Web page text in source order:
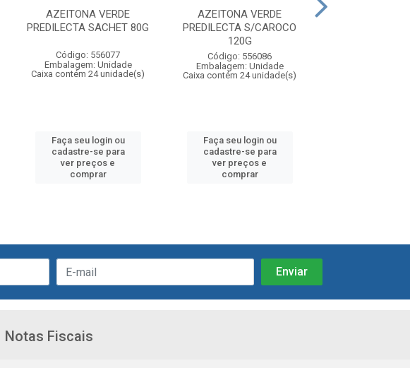
AZEITONA VERDE
PREDILECTA SACHET 80G
Código: 556077
Embalagem: Unidade
Caixa contém 24 unidade(s)
Faça seu login ou
cadastre-se para
ver preços e
comprar
AZEITONA VERDE
PREDILECTA S/CAROCO
120G
Código: 556086
Embalagem: Unidade
Caixa contém 24 unidade(s)
Faça seu login ou
cadastre-se para
ver preços e
comprar
Notas Fiscais